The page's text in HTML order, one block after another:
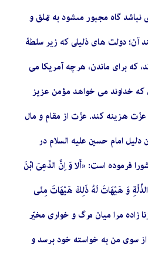
نباشد گاه مجبور مىشود به تملق و
آن؛ دولت هاى ذليلى كه زير سلطۀ
كه براى ماندن، هرچه آمريكا مى
خداوند مى خواهد مؤمن عزيز
عزّت هزينه كند. عزّت از مقام و مال
دليل امام حسين عليه السلام در
فرموده است: «أَلا وَ اِنَّ الدَّعِيَ ابْنَ
وَ هَيْهَاتَ لَهُ ذَلِكَ هَيْهَاتَ مِنّي
زاده مرا ميان مرگ و خوارى مخيّر
سوى من به خواسته خود برسد و